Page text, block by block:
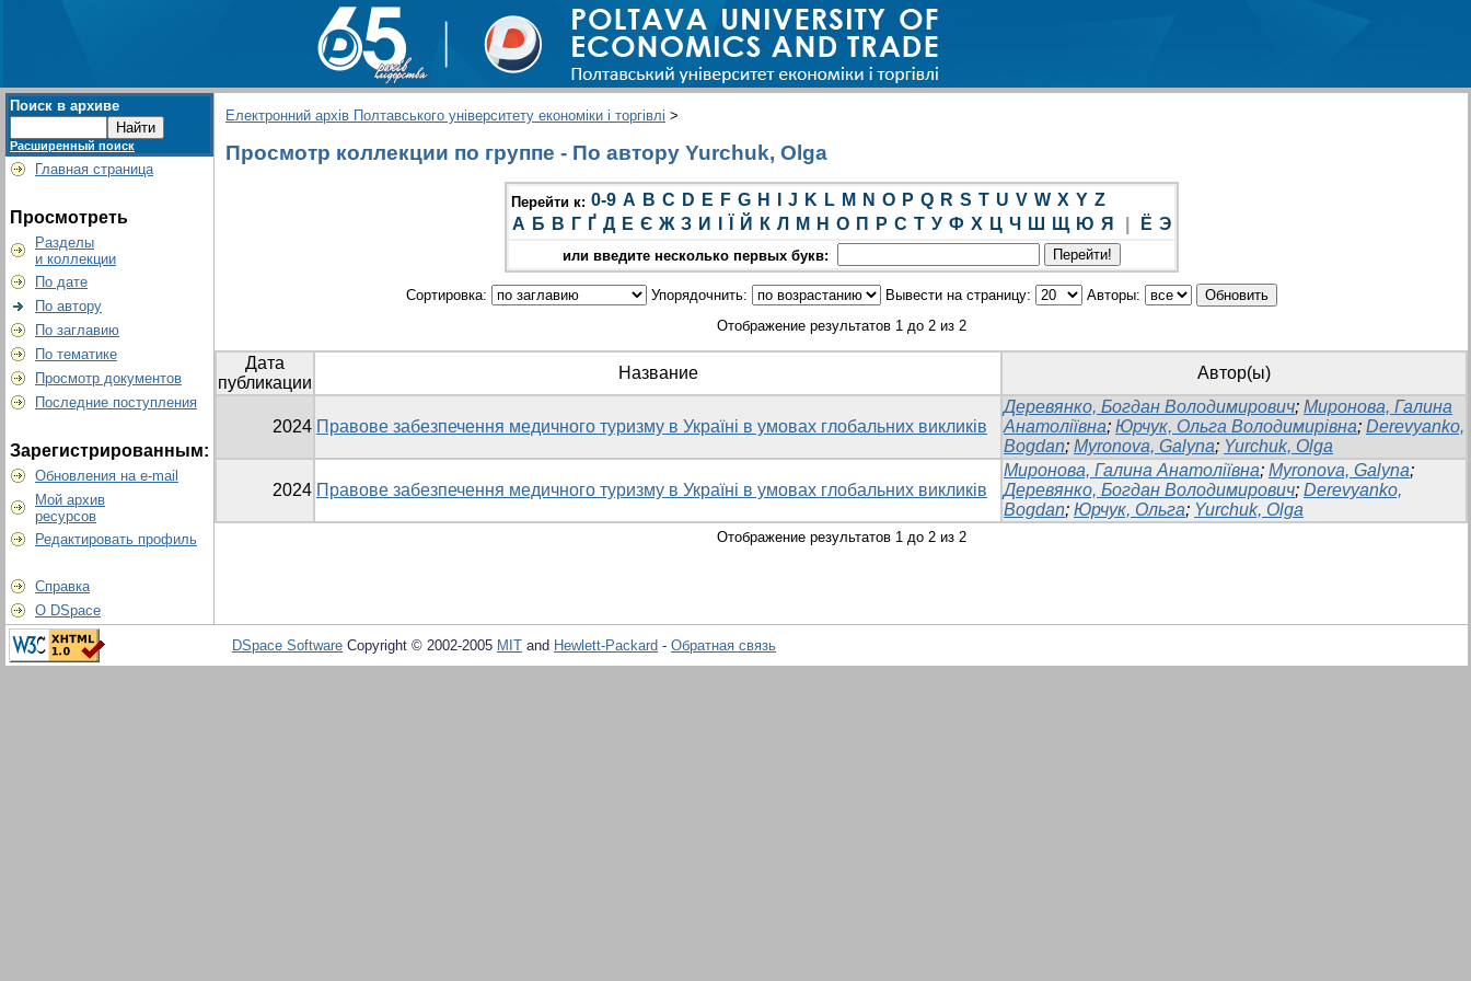
Поиск в архиве
Расширенный поиск
Главная страница
Просмотреть
Разделы
и коллекции
По дате
По автору
По заглавию
По тематике
Просмотр документов
Последние поступления
Зарегистрированным:
Обновления на e-mail
Мой архив
ресурсов
Редактировать профиль
Справка
О DSpace
Електронний архів Полтавського університету економіки і торгівлі >
Просмотр коллекции по группе - По автору Yurchuk, Olga
Перейти к: 0-9 A B C D E F G H J K L M N O P Q R S T U V W X Y Z
А Б В Г Ґ Д Е Є Ж З И Й К Л М Н О П Р С Т У Ф Х Ц Ч Ш Щ Ю Я Ё Э
или введите несколько первых букв:
Сортировка: Упорядочнить: Вывести на страницу:
Авторы:
Отображение результатов 1 до 2 из 2
Дата
публикации
Название Автор(ы)
2024 Правове забезпечення медичного туризму в Україні в умовах глобальних викликів
Деревянко, Богдан Володимирович; Миронова, Галина
Анатоліївна; Юрчук, Ольга Володимирівна; Derevyanko,
Bogdan; Myronova, Galyna; Yurchuk, Olga
2024 Правове забезпечення медичного туризму в Україні в умовах глобальних викликів
Миронова, Галина Анатоліївна; Myronova, Galyna;
Деревянко, Богдан Володимирович; Derevyanko,
Bogdan; Юрчук, Ольга; Yurchuk, Olga
Отображение результатов 1 до 2 из 2
DSpace Software Copyright © 2002-2005 MIT and Hewlett-Packard - Обратная связь